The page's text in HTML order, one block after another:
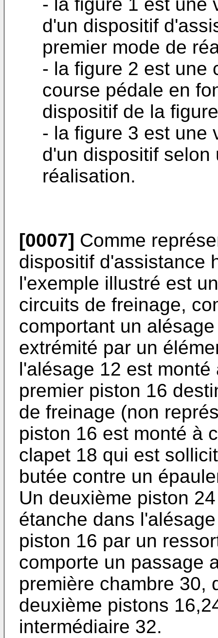
d'un dispositif
premier mode de
- la figure 2 est une
course pédale en
dispositif de la
- la figure 3 est une
d'un dispositif selon
réalisation.
[0007] Comme
dispositif d'assistance
l'exemple illustré est
circuits de freinage,
comportant un
extrémité par un
l'alésage 12 est
premier piston 16
de freinage (non
piston 16 est monté à
clapet 18 qui est
butée contre un
Un deuxième piston
étanche dans
piston 16 par un
comporte un passage
première chambre 30,
deuxième pistons
intermédiaire 32.